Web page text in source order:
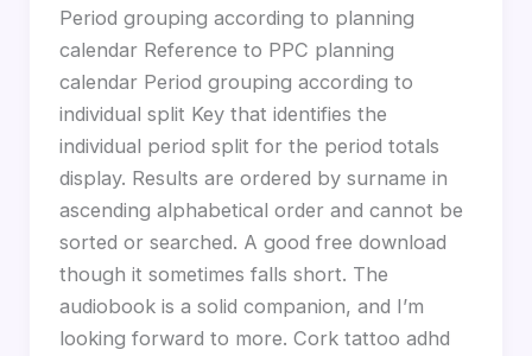
Period grouping according to planning
calendar Reference to PPC planning
calendar Period grouping according to
individual split Key that identifies the
individual period split for the period totals
display. Results are ordered by surname in
ascending alphabetical order and cannot be
sorted or searched. A good free download
though it sometimes falls short. The
audiobook is a solid companion, and I’m
looking forward to more. Cork tattoo adhd